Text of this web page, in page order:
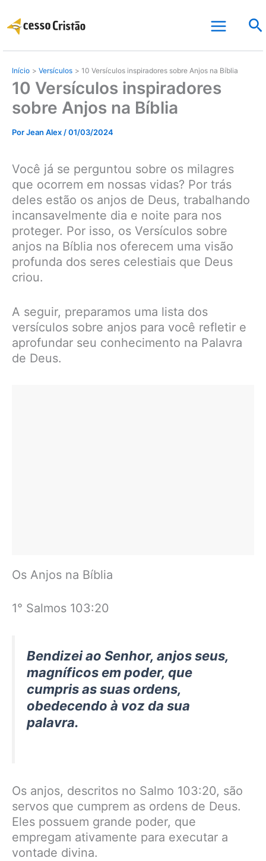
para
conteúdo
Início Versículos 10 Versículos inspiradores sobre Anjos na Bíblia
10 Versículos inspiradores
sobre Anjos na Bíblia
PorJean Alex /01/03/2024
Você já se perguntou sobre os milagres
que ocorrem em nossas vidas? Por trás
deles estão os anjos de Deus, trabalhando
incansavelmente dia e noite para nos
proteger. Por isso, os Versículos sobre
anjos na Bíblia nos oferecem uma visão
profunda dos seres celestiais que Deus
criou.
A seguir, preparamos uma lista dos
versículos sobre anjos para você refletir e
aprofundar seu conhecimento na Palavra
de Deus.
Os Anjos na Bíblia
1° Salmos 103:20
Bendizei ao Senhor, anjos seus,
magníficos em poder, que
cumpris as suas ordens,
obedecendo à voz da sua
palavra.
Os anjos, descritos no Salmo 103:20, são
servos que cumprem as ordens de Deus.
Eles possuem grande poder, que
empregam ativamente para executar a
vontade divina.